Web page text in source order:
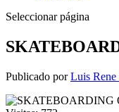
Seleccionar página
Publicado porLuis Rene